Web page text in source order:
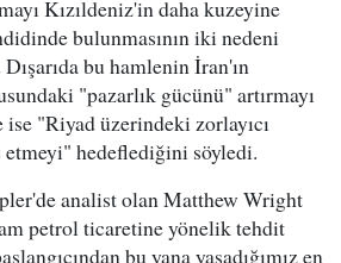
Kızıldeniz'in daha kuzeyine
bulunmasının iki nedeni
bu hamlenin İran'ın
"pazarlık gücünü" artırmayı
ise "Riyad üzerindeki zorlayıcı
etmeyi" hedeflediğini söyledi.
analist olan Matthew Wright
petrol ticaretine yönelik tehdit
bu yana yaşadığımız en